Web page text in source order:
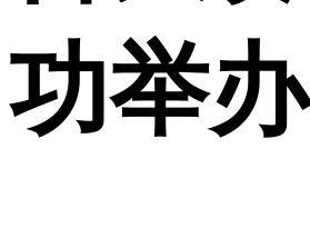
功举办